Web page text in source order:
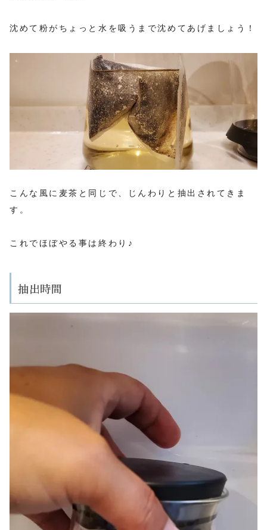
沈めて粉がちょっと水を吸うまで沈めてあげましょう！
こんな風に麦茶と同じで、じんわりと抽出されてきま
す。
これでほぼやる事は終わり♪
抽出時間